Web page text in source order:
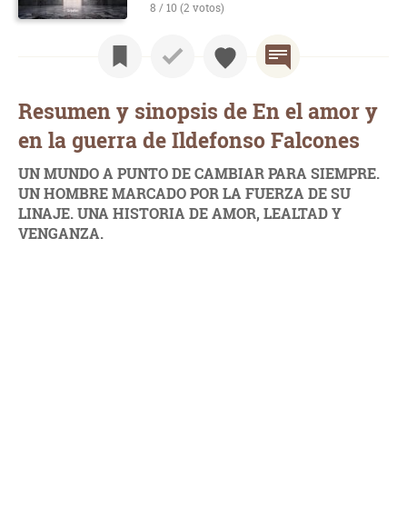
8 / 10 (2 votos)
Resumen y sinopsis de En el amor y
en la guerra de Ildefonso Falcones
UN MUNDO A PUNTO DE CAMBIAR PARA SIEMPRE.
UN HOMBRE MARCADO POR LA FUERZA DE SU
LINAJE. UNA HISTORIA DE AMOR, LEALTAD Y
VENGANZA.